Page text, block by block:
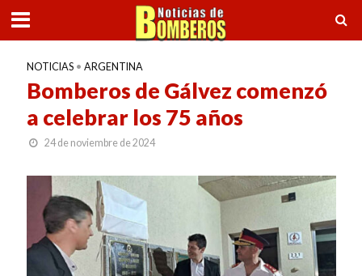
NOTICIAS • ARGENTINA
Bomberos de Gálvez comenzó
a celebrar los 75 años
24 de noviembre de 2024